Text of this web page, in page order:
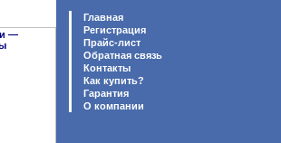
Главная
Регистрация
Прайс-лист
Обратная связь
Контакты
Как купить?
Гарантия
O компании